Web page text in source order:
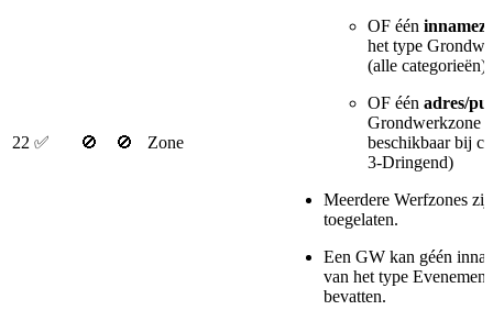
22 ✅ 🚫 🚫 Zone
OF één
het type
(alle categorieën)
OF één adres/
Grondwerkzone
beschikbaar bij
3-Dringend)
Meerdere Werfzones
toegelaten.
Een GW kan géén
van het type
bevatten.